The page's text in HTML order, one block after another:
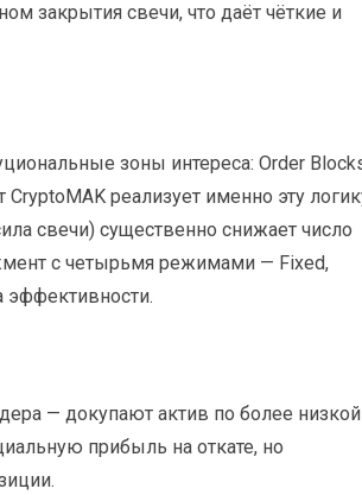
закрытия свечи, что даёт чёткие и
зоны интереса: Order
CryptoMAK реализует именно эту
свечи) существенно снижает число
с четырьмя режимами — Fixed,
эффективности.
— докупают актив по более низкой
прибыль на откате, но